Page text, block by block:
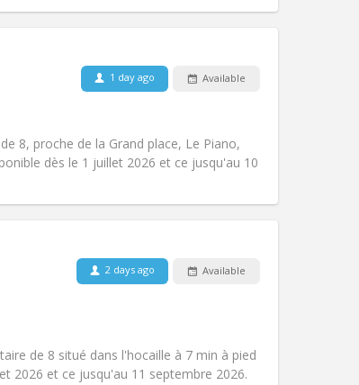
1 day ago Available
8, proche de la Grand place, Le Piano,
dès le 1 juillet 2026 et ce jusqu'au 10
Atmosphere:Community, studious
2 days ago Available
de 8 situé dans l'hocaille à 7 min à pied
2026 et ce jusqu'au 11 septembre 2026.
Other
Non-smoking